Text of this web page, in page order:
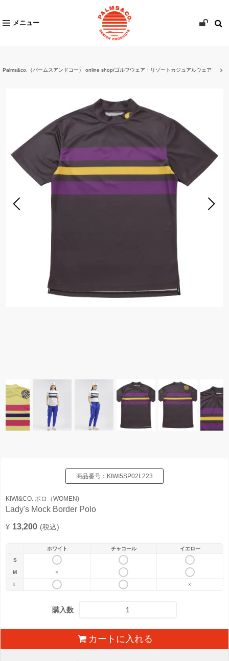
メニュー
Palms&co.（パームスアンドコー） online shop/ゴルフウェア・リゾートカジュアルウェア
商品番号： KIWI5SP02L223
KIWI&CO. ポロ（WOMEN)
Lady's Mock Border Polo
¥ 13,200 (税込)
ホワイト チャコール
イエロー
S
M ×
L ×
購入数
カートに入れる